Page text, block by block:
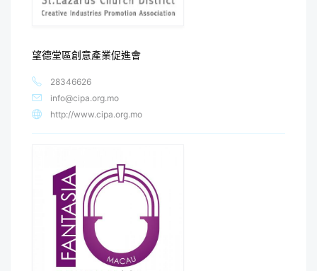
望德堂區創意產業促進會
28346626
info@cipa.org.mo
http://www.cipa.org.mo